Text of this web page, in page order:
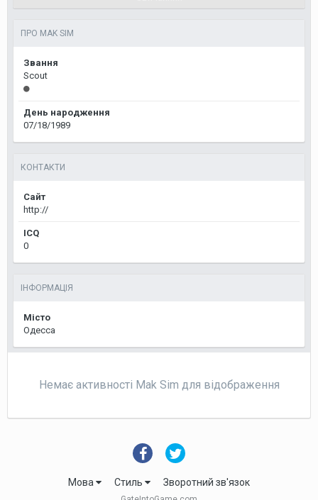
ПРО MAK SIM
Звання
Scout
День народження
07/18/1989
КОНТАКТИ
Сайт
http://
ICQ
0
ІНФОРМАЦІЯ
Місто
Одесса
Немає активності Mak Sim для відображення
Мова Стиль Зворотний зв'язок